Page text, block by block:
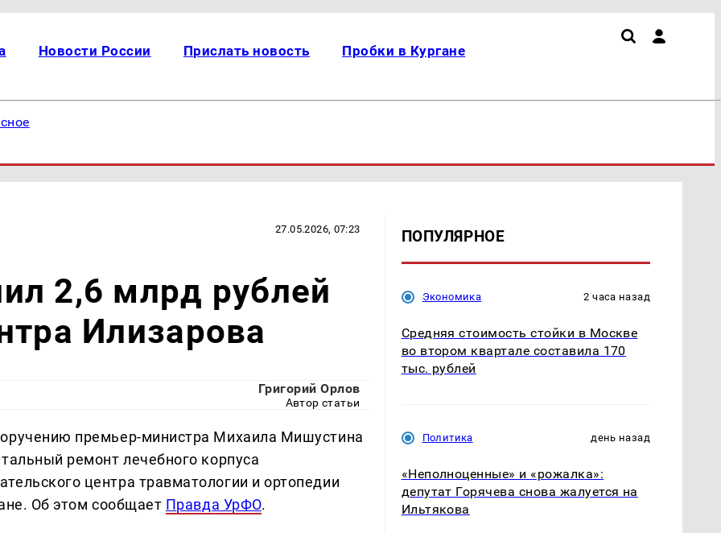
Новости России Прислать новость Пробки в Кургане
27.05.2026, 07:23
2,6 млрд рублей
Илизарова
Григорий Орлов
Автор статьи
премьер-министра Михаила Мишустина
ремонт лечебного корпуса
центра травматологии и ортопедии
Об этом сообщает Правда УрФО.
ПОПУЛЯРНОЕ
Экономика 2 часа назад
Средняя стоимость стойки в Москве
во втором квартале составила 170
тыс. рублей
Политика день назад
«Неполноценные» и «рожалка»:
депутат Горячева снова жалуется на
Ильтякова